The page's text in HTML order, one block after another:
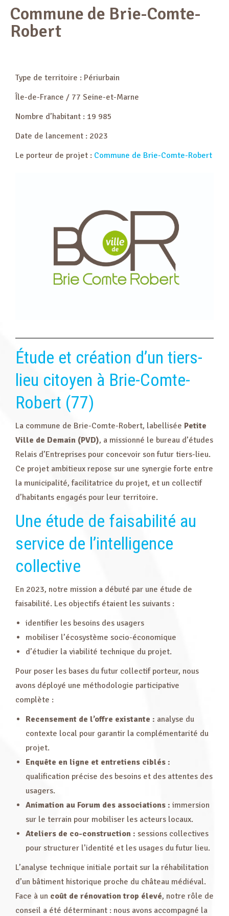
Commune de Brie-Comte-
Robert
Type de territoire : Périurbain
Île-de-France / 77 Seine-et-Marne
Nombre d’habitant : 19 985
Date de lancement : 2023
Le porteur de projet : Commune de Brie-Comte-Robert
Étude et création d’un tiers-
lieu citoyen à Brie-Comte-
Robert (77)
La commune de Brie-Comte-Robert, labellisée Petite
Ville de Demain (PVD), a missionné le bureau d’études
Relais d’Entreprises pour concevoir son futur tiers-lieu.
Ce projet ambitieux repose sur une synergie forte entre
la municipalité, facilitatrice du projet, et un collectif
d’habitants engagés pour leur territoire.
Une étude de faisabilité au
service de l’intelligence
collective
En 2023, notre mission a débuté par une étude de
faisabilité. Les objectifs étaient les suivants :
identifier les besoins des usagers
mobiliser l’écosystème socio-économique
d’étudier la viabilité technique du projet.
Pour poser les bases du futur collectif porteur, nous
avons déployé une méthodologie participative
complète :
Recensement de l’offre existante : analyse du
contexte local pour garantir la complémentarité du
projet.
Enquête en ligne et entretiens ciblés :
qualification précise des besoins et des attentes des
usagers.
Animation au Forum des associations : immersion
sur le terrain pour mobiliser les acteurs locaux.
Ateliers de co-construction : sessions collectives
pour structurer l’identité et les usages du futur lieu.
L’analyse technique initiale portait sur la réhabilitation
d’un bâtiment historique proche du château médiéval.
Face à un coût de rénovation trop élevé, notre rôle de
conseil a été déterminant : nous avons accompagné la